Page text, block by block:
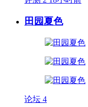
田园夏色
论坛 4